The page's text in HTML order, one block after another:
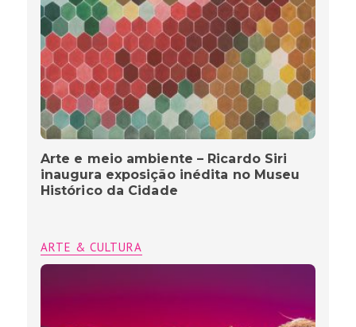
Arte e meio ambiente – Ricardo Siri
inaugura exposição inédita no Museu
Histórico da Cidade
ARTE & CULTURA